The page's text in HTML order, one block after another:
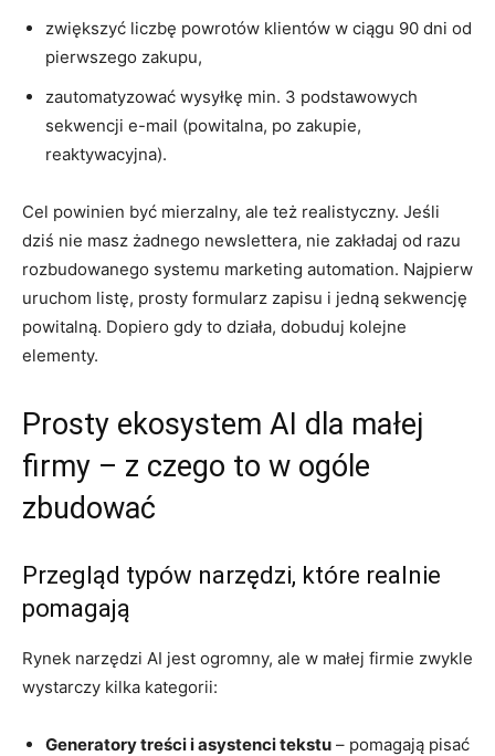
zwiększyć liczbę powrotów klientów w ciągu 90 dni od
pierwszego zakupu,
zautomatyzować wysyłkę min. 3 podstawowych
sekwencji e-mail (powitalna, po zakupie,
reaktywacyjna).
Cel powinien być mierzalny, ale też realistyczny. Jeśli
dziś nie masz żadnego newslettera, nie zakładaj od razu
rozbudowanego systemu marketing automation. Najpierw
uruchom listę, prosty formularz zapisu i jedną sekwencję
powitalną. Dopiero gdy to działa, dobuduj kolejne
elementy.
Prosty ekosystem AI dla małej
firmy – z czego to w ogóle
zbudować
Przegląd typów narzędzi, które realnie
pomagają
Rynek narzędzi AI jest ogromny, ale w małej firmie zwykle
wystarczy kilka kategorii:
Generatory treści i asystenci tekstu – pomagają pisać